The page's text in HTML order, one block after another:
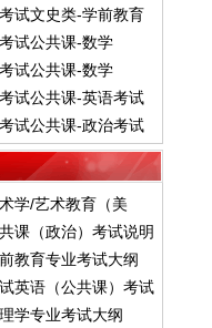
生理学、人体解剖
试文史类-学前教育
学、儿童发展心理
试公共课-数学
试公共课-数学
试公共课-英语考试
试公共课-政治考试
学/艺术教育（美
影视美术设计专业
课（政治）考试说明
教育专业考试大纲
英语（公共课）考试
学专业考试大纲